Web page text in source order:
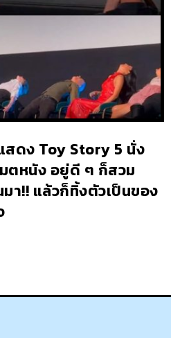
สดง Toy Story 5 นั่ง
ตหนัง อยู่ดี ๆ ก็สวม
า!! แล้วก็ทิ้งตัวเป็นของ